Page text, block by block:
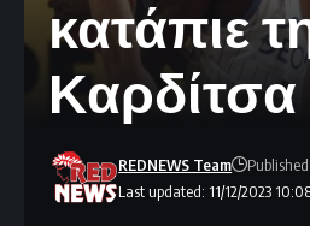
κατάπιε
Καρδίτσα
Last updated: 11/12/2023
REDNEWS Team